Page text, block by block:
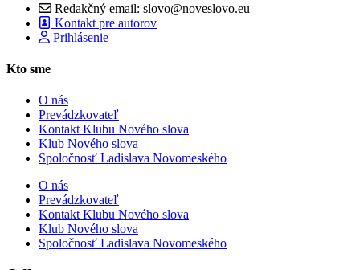
Redakčný email: slovo@noveslovo.eu
Kontakt pre autorov
Prihlásenie
Kto sme
O nás
Prevádzkovateľ
Kontakt Klubu Nového slova
Klub Nového slova
Spoločnosť Ladislava Novomeského
O nás
Prevádzkovateľ
Kontakt Klubu Nového slova
Klub Nového slova
Spoločnosť Ladislava Novomeského